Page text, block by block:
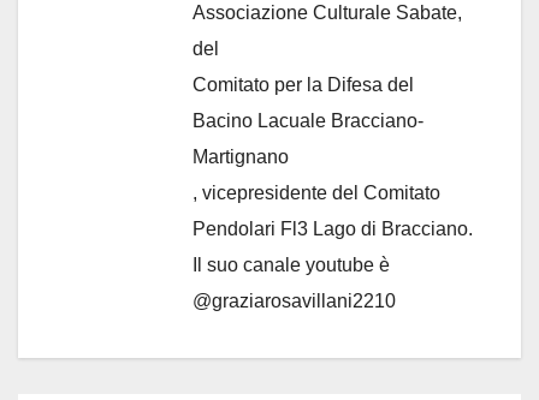
Associazione Culturale Sabate,
del
Comitato per la Difesa del
Bacino Lacuale Bracciano-
Martignano
, vicepresidente del Comitato
Pendolari Fl3 Lago di Bracciano.
Il suo canale youtube è
@graziarosavillani2210